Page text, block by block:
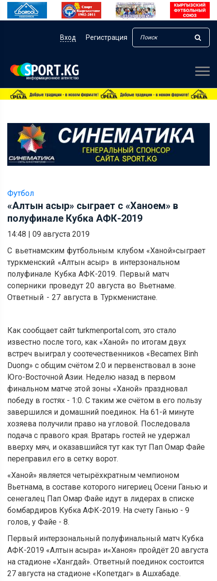
Вход Регистрация
Футбол
«Алтын асыр» сыграет с «Ханоем» в
полуфинале Кубка АФК-2019
14:48 | 09 августа 2019
С вьетнамским футбольным клубом «Ханой»сыграет
туркменский «Алтын асыр» в интерзональном
полуфинале Кубка АФК-2019. Первый матч
соперники проведут 20 августа во Вьетнаме.
Ответный - 27 августа в Туркменистане.
Как сообщает сайт turkmenportal.com, это стало
известно после того, как «Ханой» по итогам двух
встреч выиграл у соотечественников «Becamex Binh
Duong» с общим счётом 2:0 и первенствовал в зоне
Юго-Восточной Азии. Неделю назад в первом
финальном матче этой зоны «Ханой» праздновал
победу в гостях - 1:0. С таким же счётом в его пользу
завершился и домашний поединок. На 61-й минуте
хозяева получили право на угловой. Последовала
подача с правого края. Вратарь гостей не удержал
вверху мяч, и оказавшийся тут как тут Пап Омар Файе
переправил его в сетку ворот.
«Ханой» является четырёхкратным чемпионом
Вьетнама, в составе которого нигериец Осени Ганью и
сенегалец Пап Омар Файе идут в лидерах в списке
бомбардиров Кубка АФК-2019. На счету Ганью - 9
голов, у Файе - 8.
Первый интерзональный полуфинальный матч Кубка
АФК-2019 «Алтын асыра» и«Ханоя» пройдёт 20 августа
на стадионе «Хангдай». Ответный поединок состоится
27 августа на стадионе «Копетдаг» в Ашхабаде.